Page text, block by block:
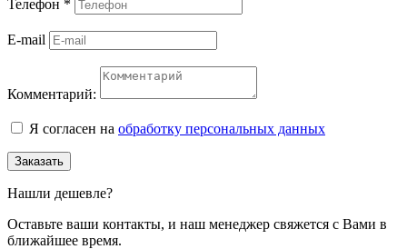
Телефон *
E-mail
Комментарий:
Я согласен на обработку персональных данных
Заказать
Нашли дешевле?
Оставьте ваши контакты, и наш менеджер свяжется с Вами в
ближайшее время.